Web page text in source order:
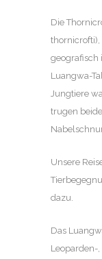
Die
thornicrofti),
geografisch
Luangwa-
Jungtiere
trugen
Unsere
dazu.
Das
Leoparden-